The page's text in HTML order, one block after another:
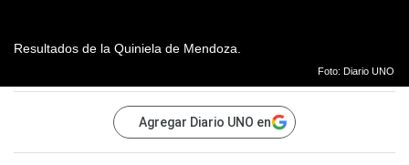
Resultados de la Quiniela de Mendoza.
Foto: Diario UNO
Agregar Diario UNO en